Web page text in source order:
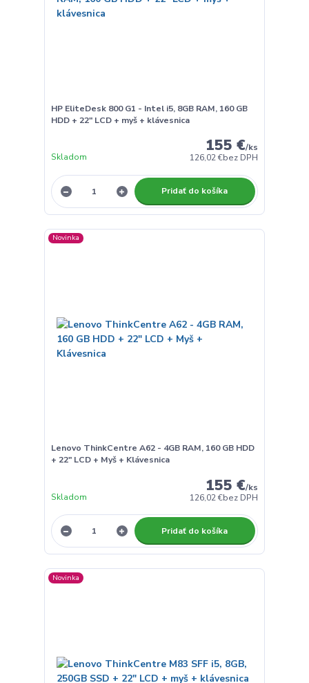
HP EliteDesk 800 G1 - Intel i5, 8GB RAM, 160 GB
HDD + 22" LCD + myš + klávesnica
155 €/ks
126,02 €bez DPH
Skladom
Pridať do košíka
Novinka
Lenovo ThinkCentre A62 - 4GB RAM, 160 GB HDD
+ 22" LCD + Myš + Klávesnica
155 €/ks
126,02 €bez DPH
Skladom
Pridať do košíka
Novinka